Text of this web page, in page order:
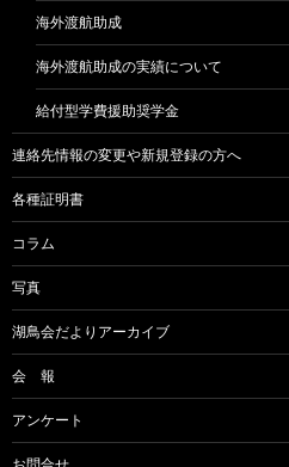
海外渡航助成
海外渡航助成の実績について
給付型学費援助奨学金
連絡先情報の変更や新規登録の方へ
各種証明書
コラム
写真
湖鳥会だよりアーカイブ
会 報
アンケート